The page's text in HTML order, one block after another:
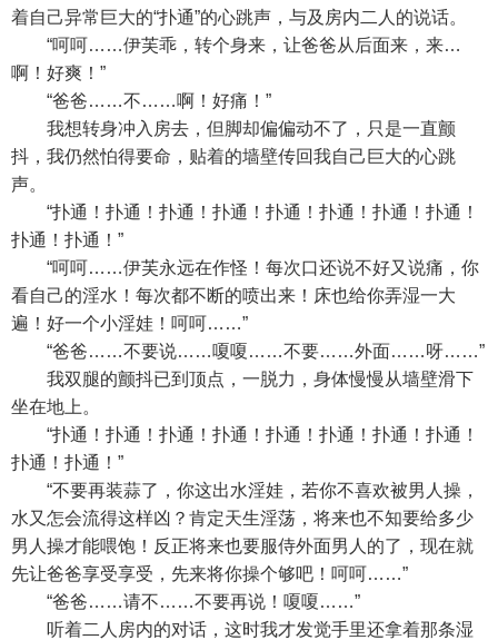
着自己异常巨大的“扑通”的心跳声，与及房内二人的说话。
“呵呵……伊芙乖，转个身来，让爸爸从后面来，来…
啊！好爽！”
“爸爸……不……啊！好痛！”
我想转身冲入房去，但脚却偏偏动不了，只是一直颤
抖，我仍然怕得要命，贴着的墙壁传回我自己巨大的心跳
声。
“扑通！扑通！扑通！扑通！扑通！扑通！扑通！扑通！
扑通！扑通！”
“呵呵……伊芙永远在作怪！每次口还说不好又说痛，你
看自己的淫水！每次都不断的喷出来！床也给你弄湿一大
遍！好一个小淫娃！呵呵……”
“爸爸……不要说……嗄嗄……不要……外面……呀……”
我双腿的颤抖已到顶点，一脱力，身体慢慢从墙壁滑下
坐在地上。
“扑通！扑通！扑通！扑通！扑通！扑通！扑通！扑通！
扑通！扑通！”
“不要再装蒜了，你这出水淫娃，若你不喜欢被男人操，
水又怎会流得这样凶？肯定天生淫荡，将来也不知要给多少
男人操才能喂饱！反正将来也要服侍外面男人的了，现在就
先让爸爸享受享受，先来将你操个够吧！呵呵……”
“爸爸……请不……不要再说！嗄嗄……”
听着二人房内的对话，这时我才发觉手里还拿着那条湿